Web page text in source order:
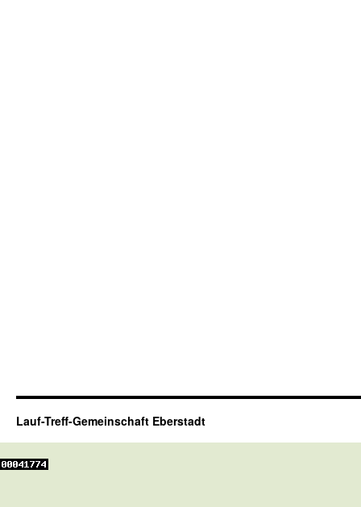
Lauf-Treff-Gemeinschaft Eberstadt